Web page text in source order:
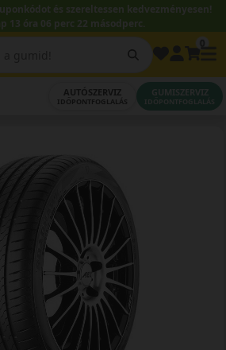
és szereltessen kedvezményesen!
13 óra 06 perc 21 másodperc.
AUTÓSZERVIZ
IDŐPONTFOGLALÁS
GUMISZERVIZ
IDŐPONTFOGLALÁS